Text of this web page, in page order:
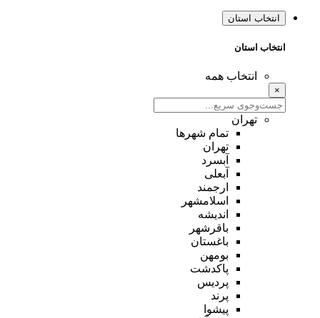
انتخاب استان
انتخاب استان
انتخاب همه
×
تهران
تمام شهر‌ها
تهران
آبسرد
آبعلی
ارجمند
اسلامشهر
اندیشه
باقرشهر
باغستان
بومهن
پاکدشت
پردیس
پرند
پیشوا